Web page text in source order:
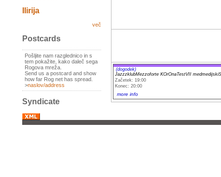
Ilirija
več
Postcards
Pošljite nam razglednico in s
tem pokažite, kako daleč sega
Rogova mreža.
Send us a postcard and show
how far Rog net has spread.
>naslov/address
Syndicate
(dogodek)
JazzzklubMezzoforte KOrOnaTestVII
Začetek: 19:00
Konec: 20:00
more info